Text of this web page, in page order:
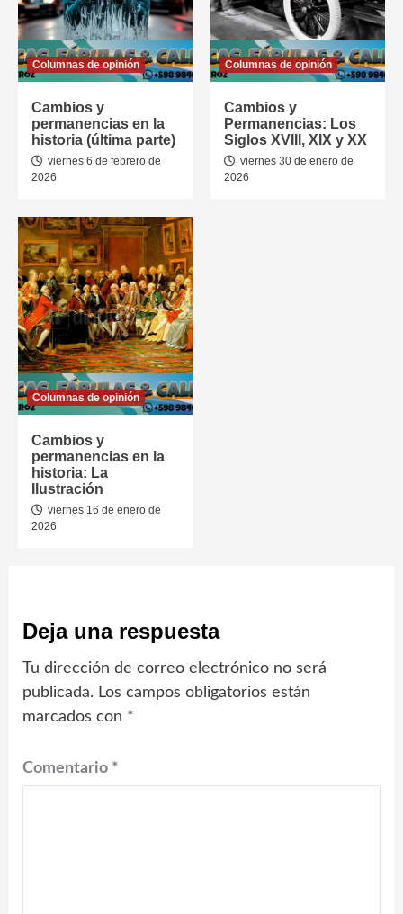
Columnas de opinión
Cambios y
permanencias en la
historia (última parte)
viernes 6 de febrero de
2026
Columnas de opinión
Cambios y
Permanencias: Los
Siglos XVIII, XIX y XX
viernes 30 de enero de
2026
Columnas de opinión
Cambios y
permanencias en la
historia: La
Ilustración
viernes 16 de enero de
2026
Deja una respuesta
Tu dirección de correo electrónico no será
publicada. Los campos obligatorios están
marcados con *
Comentario *